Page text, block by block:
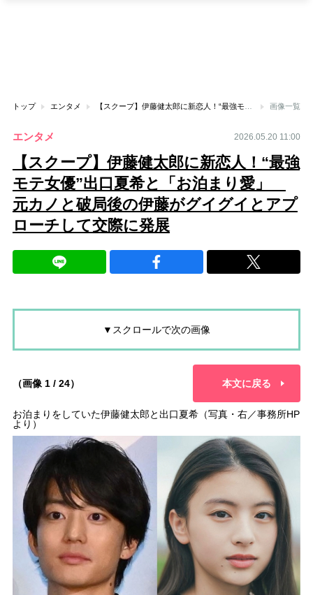
トップ エンタメ 【スクープ】伊藤健太郎に新恋人！“最強モテ女優”出口夏希と「お泊まり愛」 元カノと破局後の伊藤がグイグイとアプローチして交際に発展 画像一覧
エンタメ 2026.05.20 11:00
【スクープ】伊藤健太郎に新恋人！“最強
モテ女優”出口夏希と「お泊まり愛」
元カノと破局後の伊藤がグイグイとアプ
ローチして交際に発展
▼スクロールで次の画像
（画像 1 / 24） 本文に戻る
お泊まりをしていた伊藤健太郎と出口夏希（写真・右／事務所HP
より）